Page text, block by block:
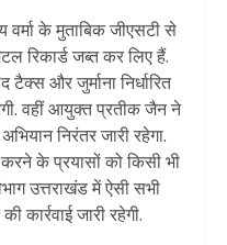
वर्मा के मुताबिक जीएसटी से
रिकार्ड जब्त कर लिए हैं.
टैक्स और जुर्माना निर्धारित
वहीं आयुक्त प्रतीक जैन ने
निरंतर जारी रहेगा.
के प्रयासों को किसी भी
उत्तराखंड में ऐसी सभी
कार्रवाई जारी रहेगी.